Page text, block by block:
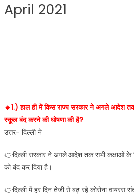
April 2021
🔹️1.) हाल ही में किस राज्य सरकार ने अगले आदेश तक
स्कूल बंद करने की घोषणा की है?
उत्तर- दिल्ली ने
👉दिल्ली सरकार ने अगले आदेश तक सभी कक्षाओं के
को बंद कर दिया है।
👉दिल्ली में हर दिन तेजी से बढ़ रहे कोरोना वायरस